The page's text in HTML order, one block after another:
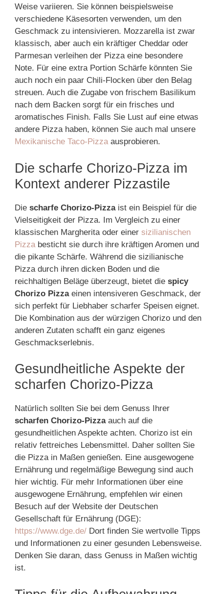
Weise variieren. Sie können beispielsweise
verschiedene Käsesorten verwenden, um den
Geschmack zu intensivieren. Mozzarella ist zwar
klassisch, aber auch ein kräftiger Cheddar oder
Parmesan verleihen der Pizza eine besondere
Note. Für eine extra Portion Schärfe könnten Sie
auch noch ein paar Chili-Flocken über den Belag
streuen. Auch die Zugabe von frischem Basilikum
nach dem Backen sorgt für ein frisches und
aromatisches Finish. Falls Sie Lust auf eine etwas
andere Pizza haben, können Sie auch mal unsere
Mexikanische Taco-Pizzaausprobieren.
Die scharfe Chorizo-Pizza im
Kontext anderer Pizzastile
Die scharfe Chorizo-Pizzaist ein Beispiel für die
Vielseitigkeit der Pizza. Im Vergleich zu einer
klassischen Margherita oder einer sizilianischen
Pizza besticht sie durch ihre kräftigen Aromen und
die pikante Schärfe. Während die sizilianische
Pizza durch ihren dicken Boden und die
reichhaltigen Beläge überzeugt, bietet die spicy
Chorizo Pizzaeinen intensiveren Geschmack, der
sich perfekt für Liebhaber scharfer Speisen eignet.
Die Kombination aus der würzigen Chorizo und den
anderen Zutaten schafft ein ganz eigenes
Geschmackserlebnis.
Gesundheitliche Aspekte der
scharfen Chorizo-Pizza
Natürlich sollten Sie bei dem Genuss Ihrer
scharfen Chorizo-Pizzaauch auf die
gesundheitlichen Aspekte achten. Chorizo ist ein
relativ fettreiches Lebensmittel. Daher sollten Sie
die Pizza in Maßen genießen. Eine ausgewogene
Ernährung und regelmäßige Bewegung sind auch
hier wichtig. Für mehr Informationen über eine
ausgewogene Ernährung, empfehlen wir einen
Besuch auf der Website der Deutschen
Gesellschaft für Ernährung (DGE):
https://www.dge.de/ Dort finden Sie wertvolle Tipps
und Informationen zu einer gesunden Lebensweise.
Denken Sie daran, dass Genuss in Maßen wichtig
ist.